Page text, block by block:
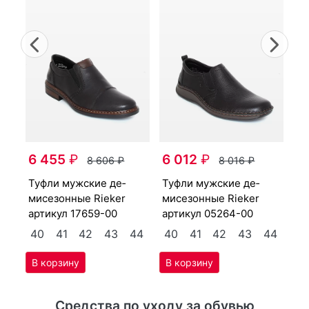
Previous
6 455₽ 8 606₽
туф­ли мужс­кие де­
мисе­зон­ные Ri­eker
артикул 17659-00
40 41 42 43 44
6 012₽ 8 016₽
туф­ли мужс­кие де­
мисе­зон­ные Ri­eker
артикул 05264-00
40 41 42 43 44
Средства по уходу за обувью